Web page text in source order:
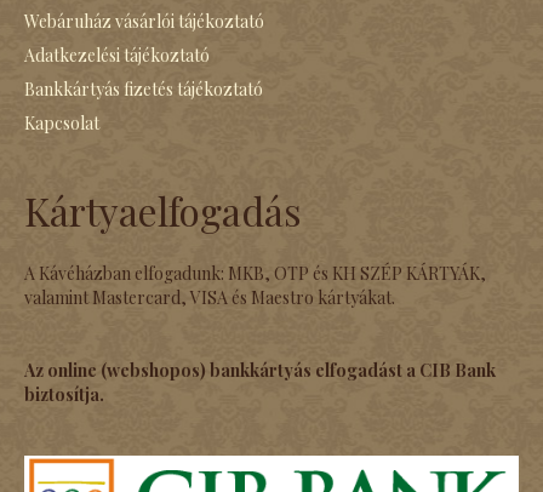
Webáruház vásárlói tájékoztató
Adatkezelési tájékoztató
Bankkártyás fizetés tájékoztató
Kapcsolat
Kártyaelfogadás
A Kávéházban elfogadunk: MKB, OTP és KH SZÉP KÁRTYÁK,
valamint Mastercard, VISA és Maestro kártyákat.
Az online (webshopos) bankkártyás elfogadást a CIB Bank
biztosítja.